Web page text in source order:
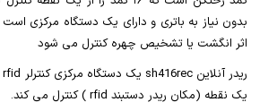
بدون نیاز به باتری و دارای یک دستگاه مرکزی است
اثر انگشت یا تشخیص چهره کنترل می شود
یک نقطه (مکان ریدر دستبند rfid ) کنترل می کند.